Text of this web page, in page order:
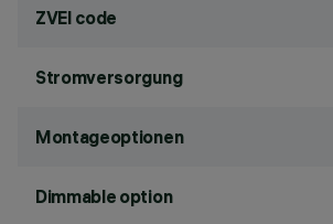
ZVEI code
Stromversorgung
Montageoptionen
Dimmable option